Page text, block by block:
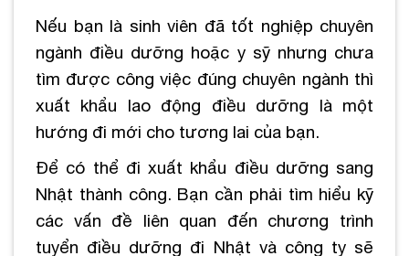
Nếu bạn là sinh viên đã tốt nghiệp chuyên
ngành điều dưỡng hoặc y sỹ nhưng chưa
tìm được công việc đúng chuyên ngành thì
xuất khẩu lao động điều dưỡng là một
hướng đi mới cho tương lai của bạn.
Để có thể đi xuất khẩu điều dưỡng sang
Nhật thành công. Bạn cần phải tìm hiểu kỹ
các vấn đề liên quan đến chương trình
tuyển điều dưỡng đi Nhật và công ty sẽ